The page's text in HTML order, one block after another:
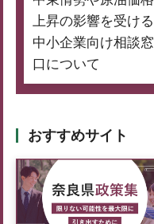
上昇の影響を受ける
中小企業向け相談窓
口について
おすすめサイト